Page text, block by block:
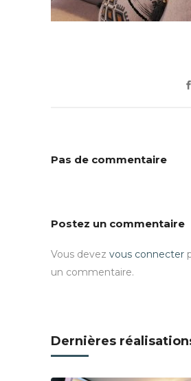
Pas de commentaire
Postez un commentaire
Vous devez vous connecter
un commentaire.
Dernières